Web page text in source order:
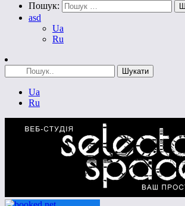
Пошук:
asd
Ua
Ru
Ua
Ru